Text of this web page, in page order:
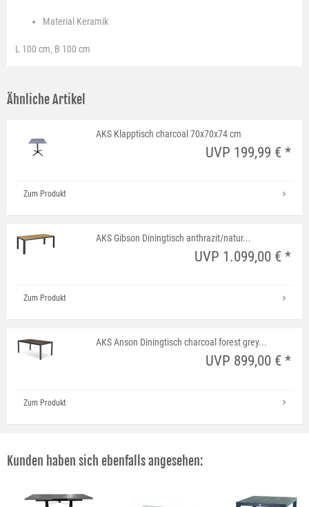
Material Keramik
L 100 cm, B 100 cm
Ähnliche Artikel
AKS Klapptisch charcoal 70x70x74 cm
UVP 199,99 € *
Zum Produkt
AKS Gibson Diningtisch anthrazit/natur...
UVP 1.099,00 € *
Zum Produkt
AKS Anson Diningtisch charcoal forest grey...
UVP 899,00 € *
Zum Produkt
Kunden haben sich ebenfalls angesehen: